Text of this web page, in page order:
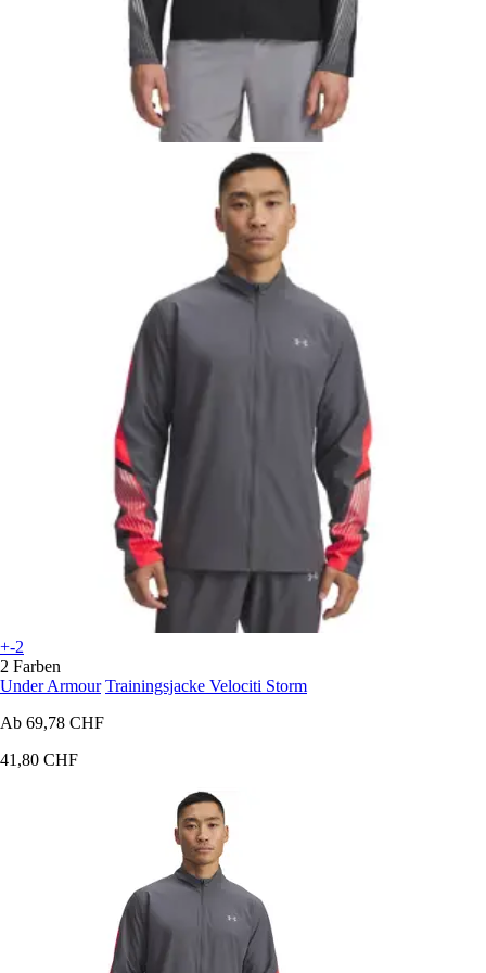
+-2
2 Farben
Under Armour Trainingsjacke Velociti Storm
Ab 69,78 CHF
41,80 CHF